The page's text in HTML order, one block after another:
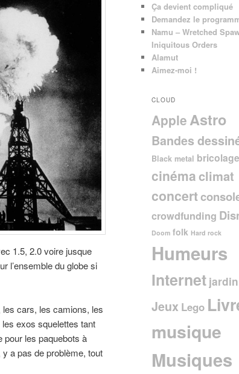
1.5, 2.0 voire jusque
l’ensemble du globe si
les cars, les camions, les
exos squelettes tant
pour les paquebots à
a pas de problème, tout
Ça devient compliqué
Demandez le
Namu – Wretched
Iniquitous Orders
Alamut
Aimez-moi !
CLOUD
Apple Astro
Bandes
Black metal bricolage
cinéma climat
concert
crowdfunding
Doom folk Hard rock
Humeurs
Internet jardin
Jeux Lego
musique
Musiques